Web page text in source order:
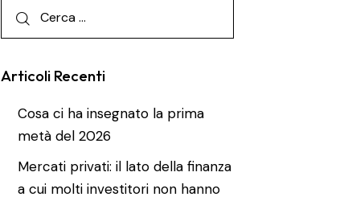
Articoli Recenti
Cosa ci ha insegnato la prima
metà del 2026
Mercati privati: il lato della finanza
a cui molti investitori non hanno